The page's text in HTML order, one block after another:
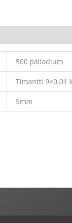
500 palladium
Timantti 9×0,01
5mm